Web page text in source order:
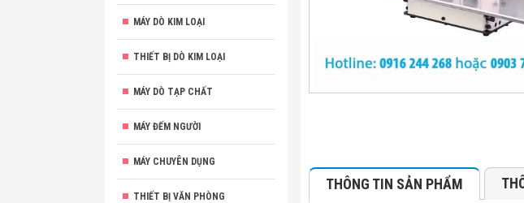
MÁY DÒ KIM LOẠI
THIẾT BỊ DÒ KIM LOẠI
MÁY DÒ TẠP CHẤT
MÁY ĐẾM NGƯỜI
MÁY CHUYÊN DỤNG
THIẾT BỊ VĂN PHÒNG
THÔNG TIN SẢN PHẨM